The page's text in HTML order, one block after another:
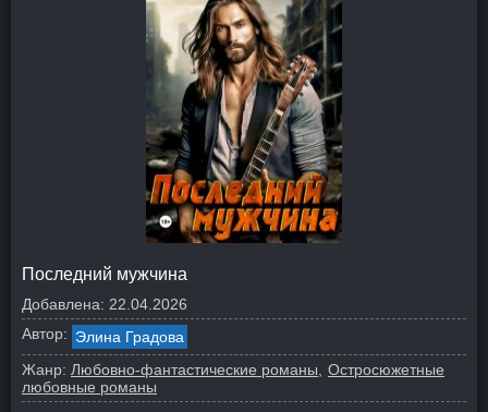
Последний мужчина
Добавлена: 22.04.2026
Автор: Элина Градова
Жанр: Любовно-фантастические романы
Остросюжетные
любовные романы